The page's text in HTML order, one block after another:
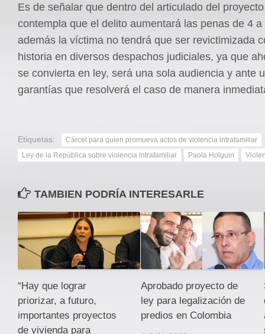
Es de señalar que dentro del articulado del
contempla que el delito aumentará las penas de 4
además la víctima no tendrá que ser revictimizada
historia en diversos despachos judiciales, ya que
se convierta en ley, será una sola audiencia y ante
garantías que resolverá el caso de manera
Etiquetas:
Cárcel para quien promueva actos de violencia intrafamiliar
Ley de la República sobre violencia intrafamiliar
Paola Holguin
TAMBIEN PODRÍA INTERESARLE
“Hay que lograr
priorizar, a futuro,
importantes proyectos
de vivienda para
Aprobado proyecto de
ley para legalización de
predios en Colombia